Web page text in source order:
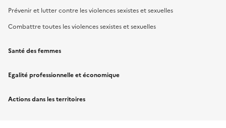
Prévenir et lutter contre les violences sexistes et sexuelles
Combattre toutes les violences sexistes et sexuelles
Santé des femmes
Egalité professionnelle et économique
Actions dans les territoires